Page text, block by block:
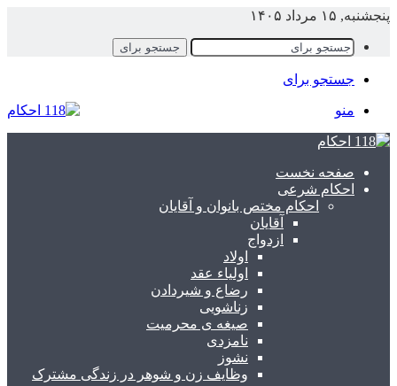
۱۵ مرداد ۱۴۰۵
جستجو برای
جستجو برای
منو
صفحه نخست
احکام شرعی
احکام مختص بانوان و آقایان
آقایان
ازدواج
اولاد
اولیاء عقد
رضاع و شیردادن
زناشویی
صیغه ی محرمیت
نامزدی
نشوز
وظایف زن و شوهر در زندگی مشترک